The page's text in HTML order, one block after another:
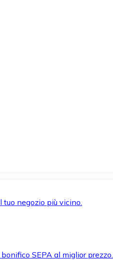
negozio più vicino.
SEPA al miglior prezzo.